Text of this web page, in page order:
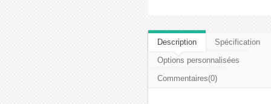
Description
Spécification
Options personnalisées
Commentaires(0)